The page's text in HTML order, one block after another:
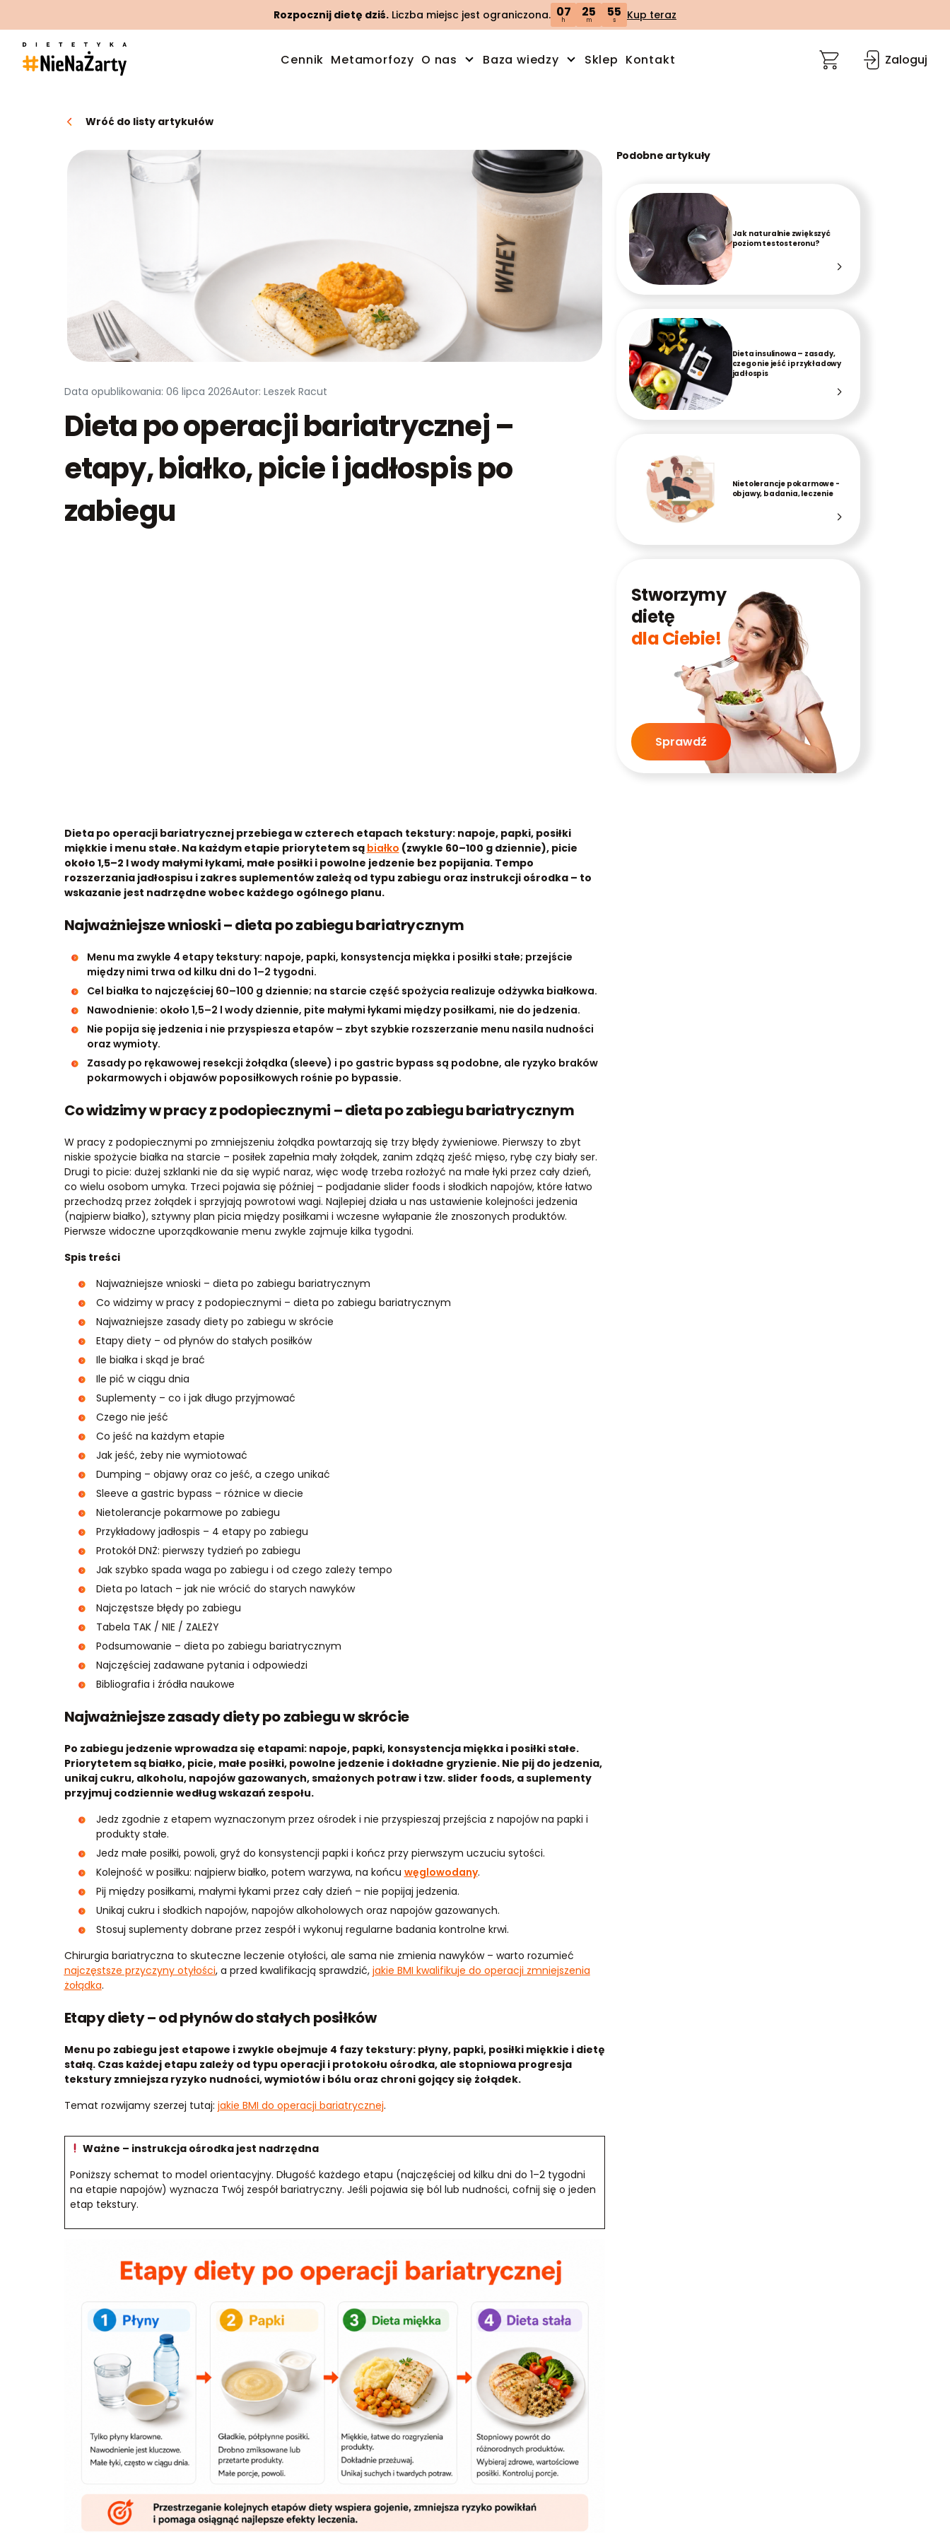
Rozpocznij dietę dziś. Liczba miejsc jest ograniczona. 07
h
25
m
53
s Kup teraz
Cennik Metamorfozy O nas Baza wiedzy Sklep Kontakt Zaloguj
Wróć do listy artykułów
Data opublikowania: 06 lipca 2026Autor: Leszek Racut
Dieta po operacji bariatrycznej –
etapy, białko, picie i jadłospis po
zabiegu
Dieta po operacji bariatrycznej przebiega w czterech etapach tekstury: napoje, papki, posiłki
miękkie i menu stałe. Na każdym etapie priorytetem są białko (zwykle 60–100 g dziennie), picie
około 1,5–2 l wody małymi łykami, małe posiłki i powolne jedzenie bez popijania. Tempo
rozszerzania jadłospisu i zakres suplementów zależą od typu zabiegu oraz instrukcji ośrodka – to
wskazanie jest nadrzędne wobec każdego ogólnego planu.
Najważniejsze wnioski – dieta po zabiegu bariatrycznym
Menu ma zwykle 4 etapy tekstury: napoje, papki, konsystencja miękka i posiłki stałe; przejście
między nimi trwa od kilku dni do 1–2 tygodni.
Cel białka to najczęściej 60–100 g dziennie; na starcie część spożycia realizuje odżywka białkowa.
Nawodnienie: około 1,5–2 l wody dziennie, pite małymi łykami między posiłkami, nie do jedzenia.
Nie popija się jedzenia i nie przyspiesza etapów – zbyt szybkie rozszerzanie menu nasila nudności
oraz wymioty.
Zasady po rękawowej resekcji żołądka (sleeve) i po gastric bypass są podobne, ale ryzyko braków
pokarmowych i objawów poposiłkowych rośnie po bypassie.
Co widzimy w pracy z podopiecznymi – dieta po zabiegu bariatrycznym
W pracy z podopiecznymi po zmniejszeniu żołądka powtarzają się trzy błędy żywieniowe. Pierwszy to zbyt
niskie spożycie białka na starcie – posiłek zapełnia mały żołądek, zanim zdążą zjeść mięso, rybę czy biały ser.
Drugi to picie: dużej szklanki nie da się wypić naraz, więc wodę trzeba rozłożyć na małe łyki przez cały dzień,
co wielu osobom umyka. Trzeci pojawia się później – podjadanie slider foods i słodkich napojów, które łatwo
przechodzą przez żołądek i sprzyjają powrotowi wagi. Najlepiej działa u nas ustawienie kolejności jedzenia
(najpierw białko), sztywny plan picia między posiłkami i wczesne wyłapanie źle znoszonych produktów.
Pierwsze widoczne uporządkowanie menu zwykle zajmuje kilka tygodni.
Spis treści
Najważniejsze wnioski – dieta po zabiegu bariatrycznym
Co widzimy w pracy z podopiecznymi – dieta po zabiegu bariatrycznym
Najważniejsze zasady diety po zabiegu w skrócie
Etapy diety – od płynów do stałych posiłków
Ile białka i skąd je brać
Ile pić w ciągu dnia
Suplementy – co i jak długo przyjmować
Czego nie jeść
Co jeść na każdym etapie
Jak jeść, żeby nie wymiotować
Dumping – objawy oraz co jeść, a czego unikać
Sleeve a gastric bypass – różnice w diecie
Nietolerancje pokarmowe po zabiegu
Przykładowy jadłospis – 4 etapy po zabiegu
Protokół DNŻ: pierwszy tydzień po zabiegu
Jak szybko spada waga po zabiegu i od czego zależy tempo
Dieta po latach – jak nie wrócić do starych nawyków
Najczęstsze błędy po zabiegu
Tabela TAK / NIE / ZALEŻY
Podsumowanie – dieta po zabiegu bariatrycznym
Najczęściej zadawane pytania i odpowiedzi
Bibliografia i źródła naukowe
Najważniejsze zasady diety po zabiegu w skrócie
Po zabiegu jedzenie wprowadza się etapami: napoje, papki, konsystencja miękka i posiłki stałe.
Priorytetem są białko, picie, małe posiłki, powolne jedzenie i dokładne gryzienie. Nie pij do jedzenia,
unikaj cukru, alkoholu, napojów gazowanych, smażonych potraw i tzw. slider foods, a suplementy
przyjmuj codziennie według wskazań zespołu.
Jedz zgodnie z etapem wyznaczonym przez ośrodek i nie przyspieszaj przejścia z napojów na papki i
produkty stałe.
Jedz małe posiłki, powoli, gryź do konsystencji papki i kończ przy pierwszym uczuciu sytości.
Kolejność w posiłku: najpierw białko, potem warzywa, na końcu węglowodany.
Pij między posiłkami, małymi łykami przez cały dzień – nie popijaj jedzenia.
Unikaj cukru i słodkich napojów, napojów alkoholowych oraz napojów gazowanych.
Stosuj suplementy dobrane przez zespół i wykonuj regularne badania kontrolne krwi.
Chirurgia bariatryczna to skuteczne leczenie otyłości, ale sama nie zmienia nawyków – warto rozumieć
najczęstsze przyczyny otyłości, a przed kwalifikacją sprawdzić, jakie BMI kwalifikuje do operacji zmniejszenia
żołądka.
Etapy diety – od płynów do stałych posiłków
Menu po zabiegu jest etapowe i zwykle obejmuje 4 fazy tekstury: płyny, papki, posiłki miękkie i dietę
stałą. Czas każdej etapu zależy od typu operacji i protokołu ośrodka, ale stopniowa progresja
tekstury zmniejsza ryzyko nudności, wymiotów i bólu oraz chroni gojący się żołądek.
Temat rozwijamy szerzej tutaj: jakie BMI do operacji bariatrycznej.
Ważne – instrukcja ośrodka jest nadrzędna
Poniższy schemat to model orientacyjny. Długość każdego etapu (najczęściej od kilku dni do 1–2 tygodni
na etapie napojów) wyznacza Twój zespół bariatryczny. Jeśli pojawia się ból lub nudności, cofnij się o jeden
etap tekstury.
Podobne artykuły
Jak naturalnie zwiększyć
poziom testosteronu?
Dieta insulinowa – zasady,
czego nie jeść i przykładowy
jadłospis
Nietolerancje pokarmowe -
objawy, badania, leczenie
Stworzymy
dietę
dla Ciebie!
Sprawdź